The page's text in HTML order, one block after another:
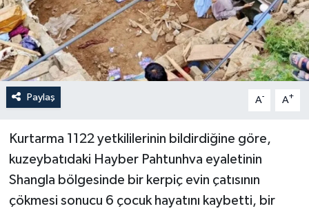
Paylaş A- A+
Kurtarma 1122 yetkililerinin bildirdiğine göre,
kuzeybatıdaki Hayber Pahtunhva eyaletinin
Shangla bölgesinde bir kerpiç evin çatısının
çökmesi sonucu 6 çocuk hayatını kaybetti, bir
Anali̇z
Bi̇li̇m & Teknoloji̇
Dünya
Eği̇ti̇m